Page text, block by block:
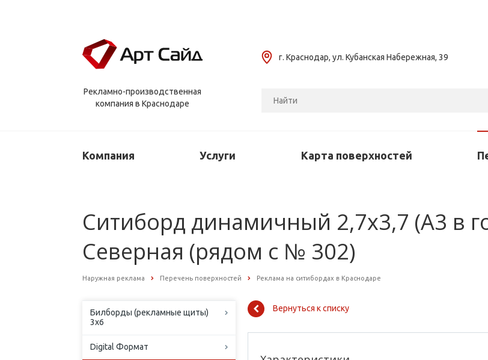
Рекламно-производственная
компания в Краснодаре
г. Краснодар, ул. Кубанская Набережная, 39
Компания Услуги Карта поверхностей
Ситиборд динамичный 2,7х3,7 (А3 в
Северная (рядом с № 302)
Наружная реклама Перечень поверхностей Реклама на ситибордах в Краснодаре
Билборды (рекламные щиты)
3х6
Digital Формат
Вернуться к списку